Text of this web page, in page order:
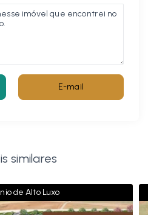
E-mail
similares
de Alto Luxo